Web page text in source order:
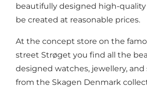
beautifully designed high-
be created at reasonable prices.
At the concept store on the
street Strøget you find all the
designed watches, jewellery, and
from the Skagen Denmark